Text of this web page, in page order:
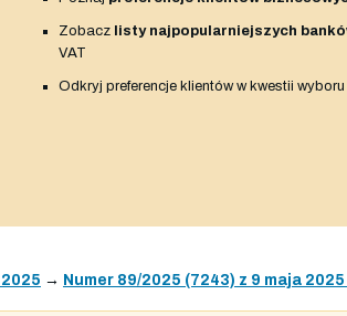
Zobacz listy najpopularniejszych
VAT
Odkryj preferencje klientów w kwestii
→ Numer 89/2025 (7243) z 9 maja 2025